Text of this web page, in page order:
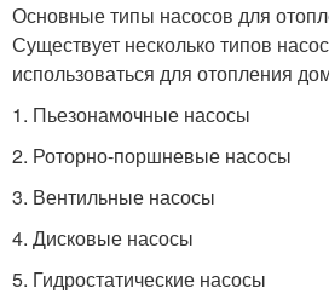
Основные типы насосов для
Существует несколько типов
использоваться для отопления
1. Пьезонамочные насосы
2. Роторно-поршневые насосы
3. Вентильные насосы
4. Дисковые насосы
5. Гидростатические насосы